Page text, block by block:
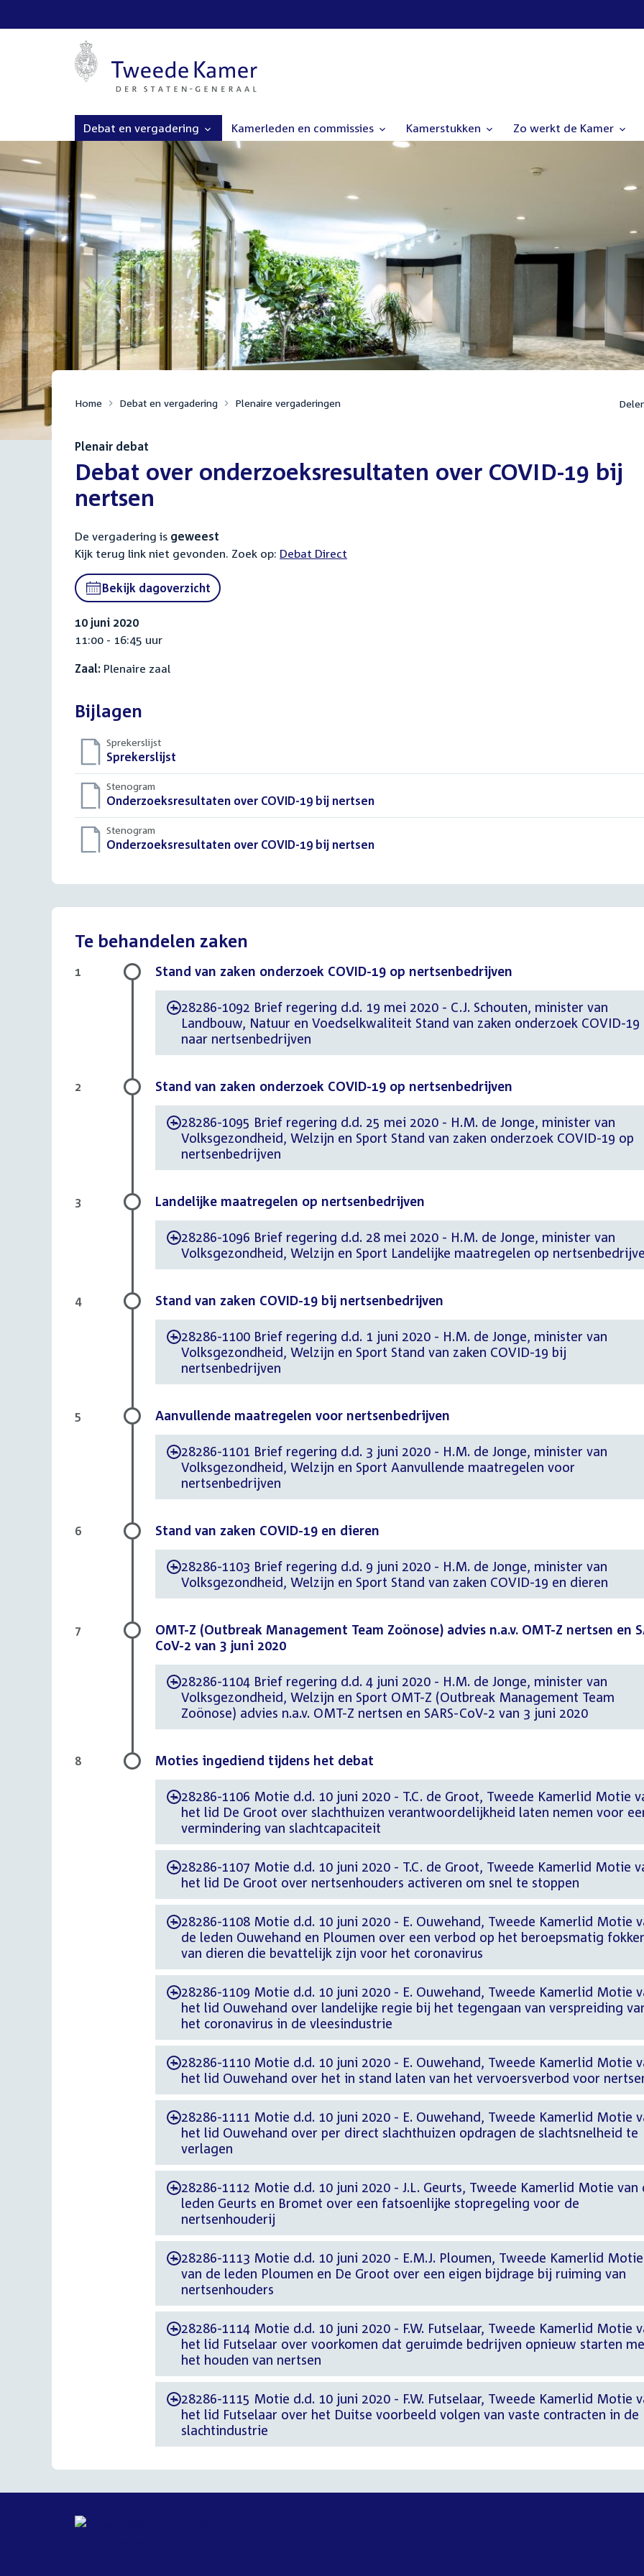
Debat en vergadering Kamerleden en commissies Kamerstukken Zo werkt de Kamer
Home Debat en vergadering Plenaire vergaderingen
Plenair debat
:Debat over onderzoeksresultaten over COVID-19 bij
nertsen
De vergadering is geweest
Kijk terug link niet gevonden. Zoek op: Debat Direct
Bekijk dagoverzicht
10 juni 2020
11:00 - 16:45 uur
Zaal: Plenaire zaal
Bijlagen
Sprekerslijst
Download
bestand:
Sprekerslijst
Stenogram
Download
bestand:
Onderzoeksresultaten over COVID-19 bij nertsen
Stenogram
Download
Onderzoeksresultaten over COVID-19 bij nertsen
Te behandelen zaken
Stand van zaken onderzoek COVID-19 op nertsenbedrijven
-28286-1092 Brief regering d.d. 19 mei 2020 - C.J. Schouten, minister van
Landbouw, Natuur en Voedselkwaliteit Stand van zaken onderzoek COVID-19
naar nertsenbedrijven
1
Stand van zaken onderzoek COVID-19 op nertsenbedrijven
-28286-1095 Brief regering d.d. 25 mei 2020 - H.M. de Jonge, minister van
Volksgezondheid, Welzijn en Sport Stand van zaken onderzoek COVID-19 op
nertsenbedrijven
2
Landelijke maatregelen op nertsenbedrijven
-28286-1096 Brief regering d.d. 28 mei 2020 - H.M. de Jonge, minister van
Volksgezondheid, Welzijn en Sport Landelijke maatregelen op
3
Stand van zaken COVID-19 bij nertsenbedrijven
-28286-1100 Brief regering d.d. 1 juni 2020 - H.M. de Jonge, minister van
Volksgezondheid, Welzijn en Sport Stand van zaken COVID-19 bij
nertsenbedrijven
4
Aanvullende maatregelen voor nertsenbedrijven
-28286-1101 Brief regering d.d. 3 juni 2020 - H.M. de Jonge, minister van
Volksgezondheid, Welzijn en Sport Aanvullende maatregelen voor
nertsenbedrijven
5
Stand van zaken COVID-19 en dieren
-28286-1103 Brief regering d.d. 9 juni 2020 - H.M. de Jonge, minister van
Volksgezondheid, Welzijn en Sport Stand van zaken COVID-19 en dieren
6
OMT-Z (Outbreak Management Team Zoönose) advies n.a.v. OMT-Z nertsen en
CoV-2 van 3 juni 2020
-28286-1104 Brief regering d.d. 4 juni 2020 - H.M. de Jonge, minister van
Volksgezondheid, Welzijn en Sport OMT-Z (Outbreak Management Team
Zoönose) advies n.a.v. OMT-Z nertsen en SARS-CoV-2 van 3 juni 2020
7
Moties ingediend tijdens het debat
-28286-1106 Motie d.d. 10 juni 2020 - T.C. de Groot, Tweede Kamerlid Motie
het lid De Groot over slachthuizen verantwoordelijkheid laten nemen voor
vermindering van slachtcapaciteit
-28286-1107 Motie d.d. 10 juni 2020 - T.C. de Groot, Tweede Kamerlid Motie
het lid De Groot over nertsenhouders activeren om snel te stoppen
-28286-1108 Motie d.d. 10 juni 2020 - E. Ouwehand, Tweede Kamerlid Motie
de leden Ouwehand en Ploumen over een verbod op het beroepsmatig
van dieren die bevattelijk zijn voor het coronavirus
-28286-1109 Motie d.d. 10 juni 2020 - E. Ouwehand, Tweede Kamerlid Motie
het lid Ouwehand over landelijke regie bij het tegengaan van verspreiding
het coronavirus in de vleesindustrie
-28286-1110 Motie d.d. 10 juni 2020 - E. Ouwehand, Tweede Kamerlid Motie
het lid Ouwehand over het in stand laten van het vervoersverbod voor
-28286-1111 Motie d.d. 10 juni 2020 - E. Ouwehand, Tweede Kamerlid Motie
het lid Ouwehand over per direct slachthuizen opdragen de slachtsnelheid te
verlagen
-28286-1112 Motie d.d. 10 juni 2020 - J.L. Geurts, Tweede Kamerlid Motie van
leden Geurts en Bromet over een fatsoenlijke stopregeling voor de
nertsenhouderij
-28286-1113 Motie d.d. 10 juni 2020 - E.M.J. Ploumen, Tweede Kamerlid Motie
van de leden Ploumen en De Groot over een eigen bijdrage bij ruiming van
nertsenhouders
-28286-1114 Motie d.d. 10 juni 2020 - F.W. Futselaar, Tweede Kamerlid Motie
het lid Futselaar over voorkomen dat geruimde bedrijven opnieuw starten
het houden van nertsen
-28286-1115 Motie d.d. 10 juni 2020 - F.W. Futselaar, Tweede Kamerlid Motie
het lid Futselaar over het Duitse voorbeeld volgen van vaste contracten in de
slachtindustrie
8